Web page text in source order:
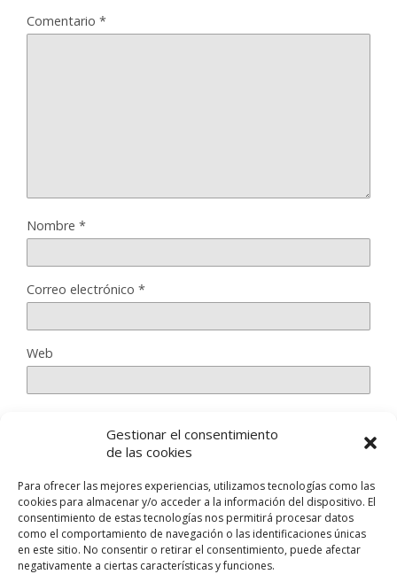
Gestionar el consentimiento
de las cookies
Para ofrecer las mejores experiencias, utilizamos tecnologías como las
cookies para almacenar y/o acceder a la información del dispositivo. El
consentimiento de estas tecnologías nos permitirá procesar datos
como el comportamiento de navegación o las identificaciones únicas
en este sitio. No consentir o retirar el consentimiento, puede afectar
negativamente a ciertas características y funciones.
Comentario *
Nombre *
Correo electrónico *
Web
Guarda mi nombre, correo electrónico y web en este
navegador para la próxima vez que comente.